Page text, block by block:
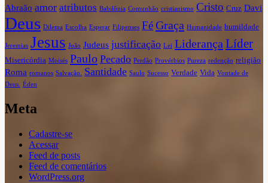
Abraão amor atributos Babilônia Comunhão cristianismo Cristo Cruz Davi
Deus Dilema Escolha Esperar Filipenses FéGraça Humanidade humildade
Jeremias Jesus João Judeus justificação Lei Liderança Líder
Misericórdia Moisés Paulo Pecado Perdão Provérbios Pureza redenção religião
Roma romanos Salvação. Santidade Saulo Sucesso Verdade Vida Vontade de
Deus. Éden
Meta
Cadastre-se
Acessar
Feed de posts
Feed de comentários
WordPress.org